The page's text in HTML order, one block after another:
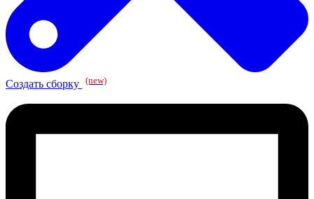
Создать сборку (new)